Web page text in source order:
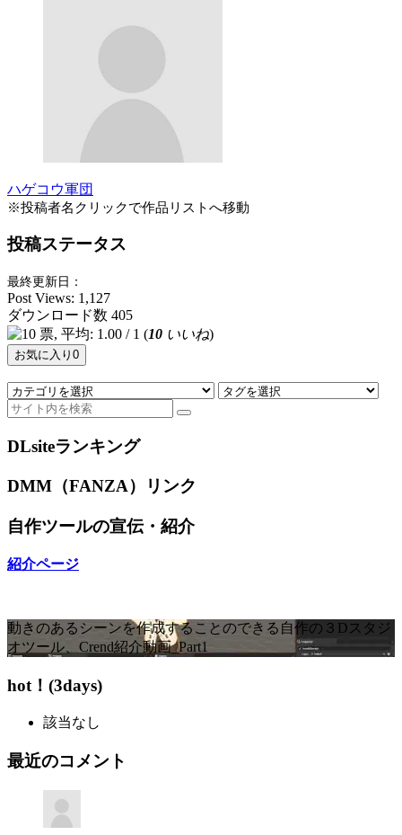
ハゲコウ軍団
※投稿者名クリックで作品リストへ移動
投稿ステータス
最終更新日：
Post Views: 1,127
ダウンロード数 405
(10 いいね)
お気に入り 0
DLsiteランキング
DMM（FANZA）リンク
自作ツールの宣伝・紹介
紹介ページ
動きのあるシーンを作成することのできる自作の３Dスタジ
オツール、Crend紹介動画_Part1
hot！(3days)
該当なし
最近のコメント